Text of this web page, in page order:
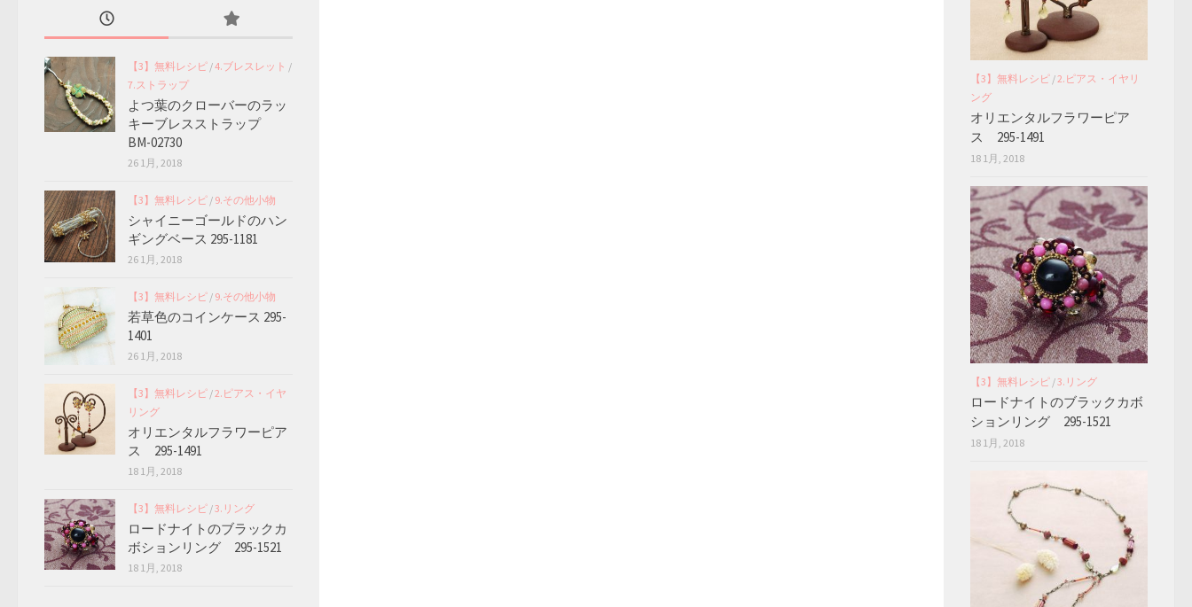
【3】無料レシピ /4.ブレスレット /
7.ストラップ
よつ葉のクローバーのラッ
キーブレスストラップ
BM-02730
26 1月, 2018
【3】無料レシピ / 9.その他小物
シャイニーゴールドのハン
ギングベース 295-1181
26 1月, 2018
【3】無料レシピ / 9.その他小物
若草色のコインケース 295-
1401
26 1月, 2018
【3】無料レシピ /2.ピアス・イヤ
リング
オリエンタルフラワーピア
ス 295-1491
18 1月, 2018
【3】無料レシピ /3.リング
ロードナイトのブラックカ
ボションリング 295-1521
18 1月, 2018
【3】無料レシピ /2.ピアス・イヤリ
ング
オリエンタルフラワーピア
ス 295-1491
18 1月, 2018
【3】無料レシピ /3.リング
ロードナイトのブラックカボ
ションリング 295-1521
18 1月, 2018